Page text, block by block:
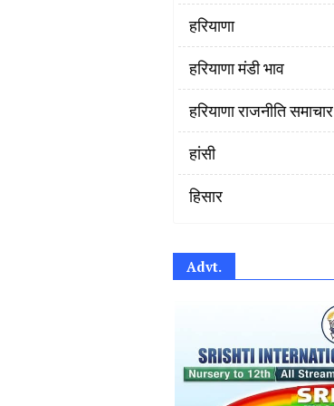
हरियाणा
हरियाणा मंडी भाव
हरियाणा राजनीति समाचार
हांसी
हिसार
Advt.